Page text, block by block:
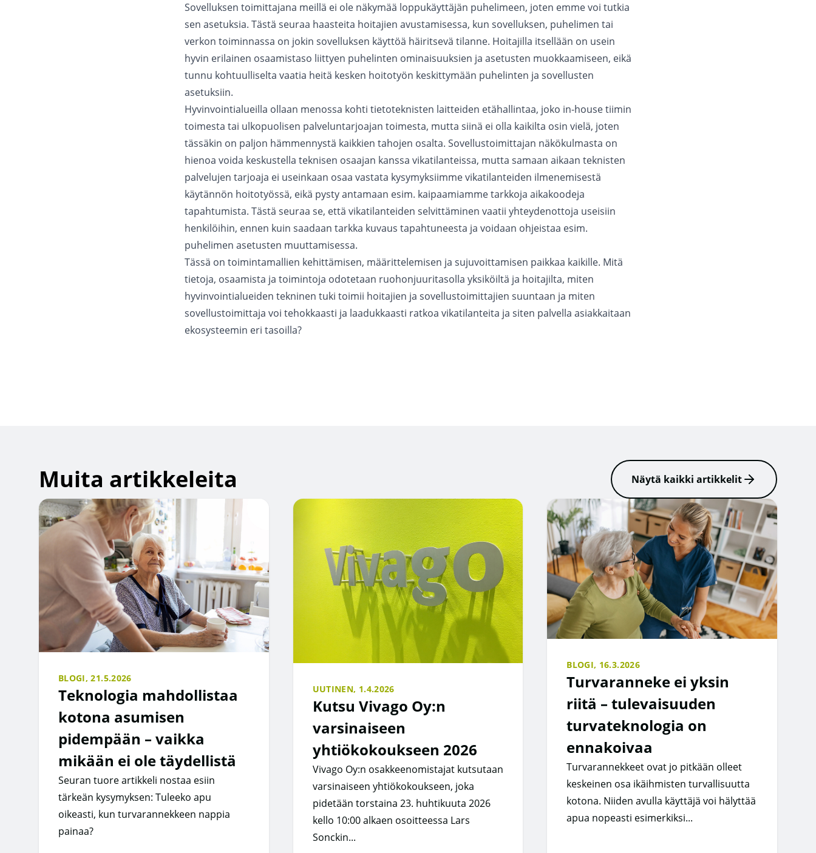
Sovelluksen toimittajana meillä ei ole näkymää loppukäyttäjän puhelimeen, joten emme voi tutkia
sen asetuksia. Tästä seuraa haasteita hoitajien avustamisessa, kun sovelluksen, puhelimen tai
verkon toiminnassa on jokin sovelluksen käyttöä häiritsevä tilanne. Hoitajilla itsellään on usein
hyvin erilainen osaamistaso liittyen puhelinten ominaisuuksien ja asetusten muokkaamiseen, eikä
tunnu kohtuulliselta vaatia heitä kesken hoitotyön keskittymään puhelinten ja sovellusten
asetuksiin.
Hyvinvointialueilla ollaan menossa kohti tietoteknisten laitteiden etähallintaa, joko in-house tiimin
toimesta tai ulkopuolisen palveluntarjoajan toimesta, mutta siinä ei olla kaikilta osin vielä, joten
tässäkin on paljon hämmennystä kaikkien tahojen osalta. Sovellustoimittajan näkökulmasta on
hienoa voida keskustella teknisen osaajan kanssa vikatilanteissa, mutta samaan aikaan teknisten
palvelujen tarjoaja ei useinkaan osaa vastata kysymyksiimme vikatilanteiden ilmenemisestä
käytännön hoitotyössä, eikä pysty antamaan esim. kaipaamiamme tarkkoja aikakoodeja
tapahtumista. Tästä seuraa se, että vikatilanteiden selvittäminen vaatii yhteydenottoja useisiin
henkilöihin, ennen kuin saadaan tarkka kuvaus tapahtuneesta ja voidaan ohjeistaa esim.
puhelimen asetusten muuttamisessa.
Tässä on toimintamallien kehittämisen, määrittelemisen ja sujuvoittamisen paikkaa kaikille. Mitä
tietoja, osaamista ja toimintoja odotetaan ruohonjuuritasolla yksiköiltä ja hoitajilta, miten
hyvinvointialueiden tekninen tuki toimii hoitajien ja sovellustoimittajien suuntaan ja miten
sovellustoimittaja voi tehokkaasti ja laadukkaasti ratkoa vikatilanteita ja siten palvella asiakkaitaan
ekosysteemin eri tasoilla?
Muita artikkeleita Näytä kaikki artikkelit
BLOGI,21.5.2026
Teknologia mahdollistaa
kotona asumisen
pidempään – vaikka
mikään ei ole täydellistä
Seuran tuore artikkeli nostaa esiin
tärkeän kysymyksen: Tuleeko apu
oikeasti, kun turvarannekkeen nappia
painaa?
UUTINEN, 1.4.2026
Kutsu Vivago Oy:n
varsinaiseen
yhtiökokoukseen 2026
Vivago Oy:n osakkeenomistajat kutsutaan
varsinaiseen yhtiökokoukseen, joka
pidetään torstaina 23. huhtikuuta 2026
kello 10:00 alkaen osoitteessa Lars
Sonckin...
BLOGI, 16.3.2026
Turvaranneke ei yksin
riitä – tulevaisuuden
turvateknologia on
ennakoivaa
Turvarannekkeet ovat jo pitkään olleet
keskeinen osa ikäihmisten turvallisuutta
kotona. Niiden avulla käyttäjä voi hälyttää
apua nopeasti esimerkiksi...